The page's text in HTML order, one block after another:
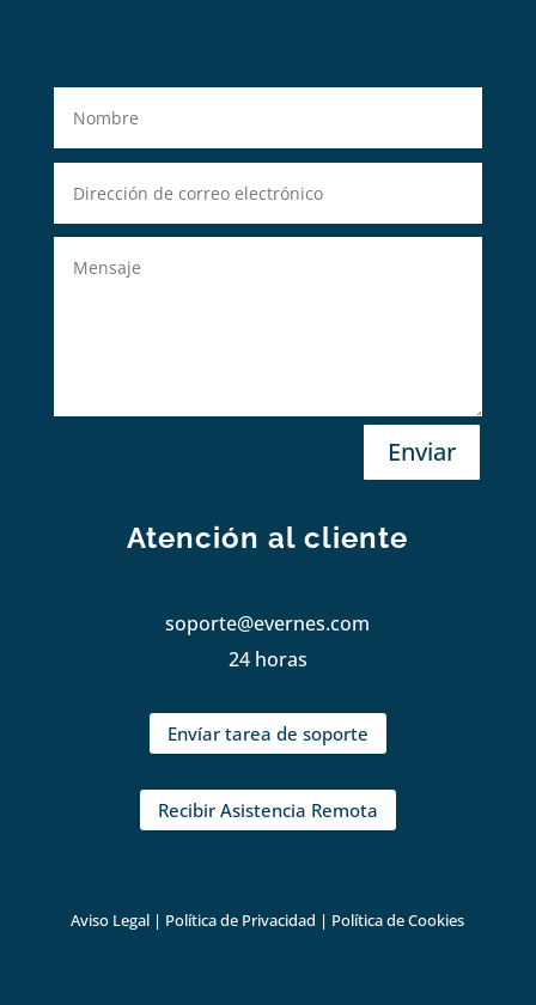
Enviar
Atención al cliente
soporte@evernes.com
24 horas
Envíar tarea de soporte
Recibir Asistencia Remota
Aviso Legal | Política de Privacidad | Política de Cookies